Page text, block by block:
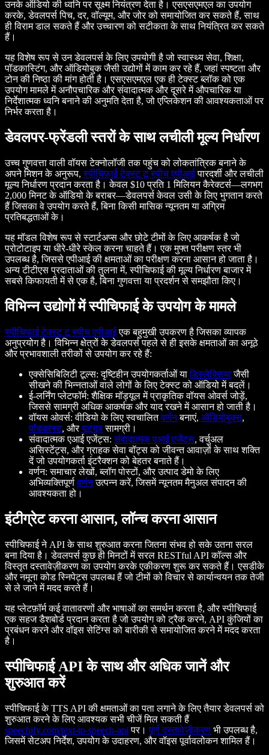
उनके ऑडियो की ध्वनि पर सूक्ष्म नियंत्रण देता है। एसएसएमएल का उपयोग
करके, डेवलपर्स पिच, दर, वॉल्यूम, और जोर को समायोजित कर सकते हैं, साथ
ही विराम डाल सकते हैं और उच्चारण को सटीकता के साथ नियंत्रित कर सकते
हैं।
यह विशेष रूप से उन डेवलपर्स के लिए उपयोगी है जो स्वास्थ्य सेवा, शिक्षा,
पॉडकास्टिंग, और ऑडियोबुक जैसी उद्योगों में काम कर रहे हैं, जहां स्पष्टता और
टोन की निष्ठा की मांग होती है। एसएसएमएल एक ही टेक्स्ट ब्लॉक को एक
उपयोग मामले में अनौपचारिक और संवादात्मक और दूसरे में औपचारिक या
निर्देशात्मक ध्वनि बनाने की अनुमति देता है, जो एप्लिकेशन की आवश्यकताओं पर
निर्भर करता है।
डेवलपर-फ्रेंडली स्तरों के साथ लचीली मूल्य निर्धारण
उच्च गुणवत्ता वाली वॉयस टेक्नोलॉजी तक पहुंच को लोकतांत्रिक बनाने के
अपने मिशन के अनुरूप,स्पीचिफाई टेक्स्ट टू स्पीच एपीआईपारदर्शी और लचीली
मूल्य निर्धारण प्रदान करता है। केवल $10 प्रति 1 मिलियन कैरेक्टर्स—लगभग
2,000 मिनट के ऑडियो के बराबर—डेवलपर्स केवल उसी के लिए भुगतान करते
हैं जिसका वे उपयोग करते हैं, बिना किसी मासिक न्यूनतम या अग्रिम
प्रतिबद्धताओं के।
यह मॉडल विशेष रूप से स्टार्टअप्स और छोटे टीमों के लिए आकर्षक है जो
प्रोटोटाइप या धीरे-धीरे स्केल करना चाहते हैं। एक मुफ्त परीक्षण स्तर भी
उपलब्ध है, जिससे एपीआई की क्षमताओं का परीक्षण करना आसान हो जाता है।
अन्य टीटीएस प्रदाताओं की तुलना में, स्पीचिफाई की मूल्य निर्धारण बाजार में
सबसे किफायती में से एक है, बिना गुणवत्ता या प्रदर्शन से समझौता किए।
विभिन्न उद्योगों में स्पीचिफाई के उपयोग के मामले
स्पीचिफाई टेक्स्ट टू स्पीच एपीआईएक बहुमुखी उपकरण है जिसका व्यापक
अनुप्रयोग है। विभिन्न क्षेत्रों के डेवलपर्स पहले से ही इसके क्षमताओं का अनूठे
और प्रभावशाली तरीकों से उपयोग कर रहे हैं:
एक्सेसिबिलिटी टूल्स: दृष्टिहीन उपयोगकर्ताओं याडिस्लेक्सियाजैसी
सीखने की भिन्नताओं वाले लोगों के लिए टेक्स्ट को ऑडियो में बदलें।
ई-लर्निंग प्लेटफॉर्म: शैक्षिक मॉड्यूल में प्राकृतिक वॉयस ओवर्स जोड़ें,
जिससे सामग्री अधिक आकर्षक और याद रखने में आसान हो जाती है।
वॉयस ओवर्स: वीडियो के लिए स्वचालितवर्णनबनाएं, ऑडियोबुक्स,
पॉडकास्ट, औरयूट्यूबसामग्री।
संवादात्मक एआई एजेंट्स:संवादात्मक एआई एजेंट्स, वर्चुअल
असिस्टेंट्स, और ग्राहक सेवा बॉट्स को जीवन्त आवाज़ों के साथ शक्ति
दें जो उपयोगकर्ता इंटरैक्शन को बेहतर बनाते हैं।
वर्णन: समाचार लेखों, ब्लॉग पोस्टों, और उत्पाद डेमो के लिए
अभिव्यक्तिपूर्णवर्णनउत्पन्न करें, जिसमें न्यूनतम मैनुअल संपादन की
आवश्यकता हो।
इंटीग्रेट करना आसान, लॉन्च करना आसान
स्पीचिफाई ने API के साथ शुरुआत करना जितना संभव हो सके उतना सरल
बना दिया है। डेवलपर्स कुछ ही मिनटों में सरल RESTful API कॉल्स और
विस्तृत दस्तावेज़ीकरण का उपयोग करके एकीकरण शुरू कर सकते हैं। एसडीके
और नमूना कोड स्निपेट्स उपलब्ध हैं जो टीमों को विचार से कार्यान्वयन तक तेजी
से ले जाने में मदद करते हैं।
यह प्लेटफ़ॉर्म कई वातावरणों और भाषाओं का समर्थन करता है, और स्पीचिफाई
एक सहज डैशबोर्ड प्रदान करता है जो उपयोग को ट्रैक करने, API कुंजियों का
प्रबंधन करने और वॉइस सेटिंग्स को बारीकी से समायोजित करने में मदद करता
है।
स्पीचिफाई API के साथ और अधिक जानें और
शुरुआत करें
स्पीचिफाई के TTS API की क्षमताओं का पता लगाने के लिए तैयार डेवलपर्स को
शुरुआत करने के लिए आवश्यक सभी चीजें मिल सकती हैं
speechify.com/text-to-speech-api पर।पूर्ण दस्तावेज़ीकरण भी उपलब्ध है,
जिसमें सेटअप निर्देश, उपयोग के उदाहरण, और वॉइस पूर्वावलोकन शामिल हैं।